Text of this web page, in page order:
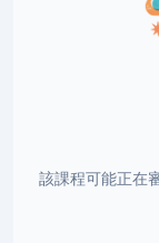
該課程可能正在